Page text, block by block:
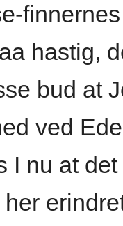
hastig,
bud at
ved
I nu at